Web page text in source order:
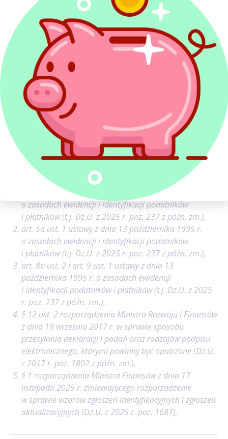
nie prowadził działalności gospodarczej i nie był
zarejestrowanym podatnikiem VAT.
Rekomendacje PITax
Sprawdź identyfikator podatkowy przed wysyłką PIT
online i porównaj go z dokumentami urzędowymi oraz
danymi z poprzednich rozliczeń, jeśli składasz korektę.
Źródła:
art. 3 ust. 1 ustawy z dnia 13 października 1995 r.
o zasadach ewidencji i identyfikacji podatników
i płatników (t.j. Dz.U. z 2025 r. poz. 237 z późn. zm.),
art. 5a ust. 1 ustawy z dnia 13 października 1995 r.
o zasadach ewidencji i identyfikacji podatników
i płatników (t.j. Dz.U. z 2025 r. poz. 237 z późn. zm.),
art. 8b ust. 2 i art. 9 ust. 1 ustawy z dnia 13
października 1995 r. o zasadach ewidencji
i identyfikacji podatników i płatników (t.j. Dz.U. z 2025
r. poz. 237 z późn. zm.),
§ 12 ust. 2 rozporządzenia Ministra Rozwoju i Finansów
z dnia 19 września 2017 r. w sprawie sposobu
przesyłania deklaracji i podań oraz rodzajów podpisu
elektronicznego, którymi powinny być opatrzone (Dz.U.
z 2017 r. poz. 1802 z późn. zm.),
§ 1 rozporządzenia Ministra Finansów z dnia 17
listopada 2025 r. zmieniającego rozporządzenie
w sprawie wzorów zgłoszeń identyfikacyjnych i zgłoszeń
aktualizacyjnych (Dz.U. z 2025 r. poz. 1687),